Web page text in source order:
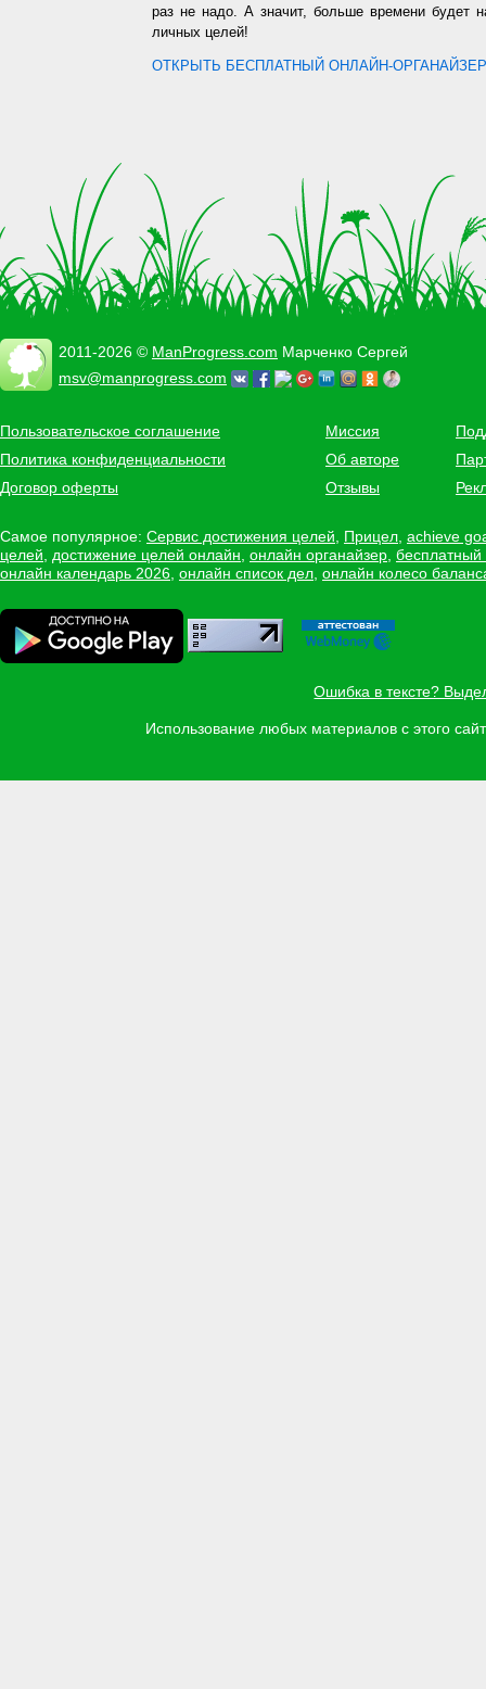
раз не надо. А значит, больше времени будет
личных целей!
ОТКРЫТЬ БЕСПЛАТНЫЙ ОНЛАЙН-
2011-2026 © ManProgress.com Марченко Сергей
msv@manprogress.com
Пользовательское соглашение
Политика конфиденциальности
Договор оферты
Миссия
Об авторе
Отзывы
Самое популярное: Сервис достижения целей Прицел achieve
целей
достижение целей онлайн онлайн органайзер
онлайн календарь 2026 онлайн список дел онлайн колесо
Ошибка в тексте?
Использование любых материалов с этого